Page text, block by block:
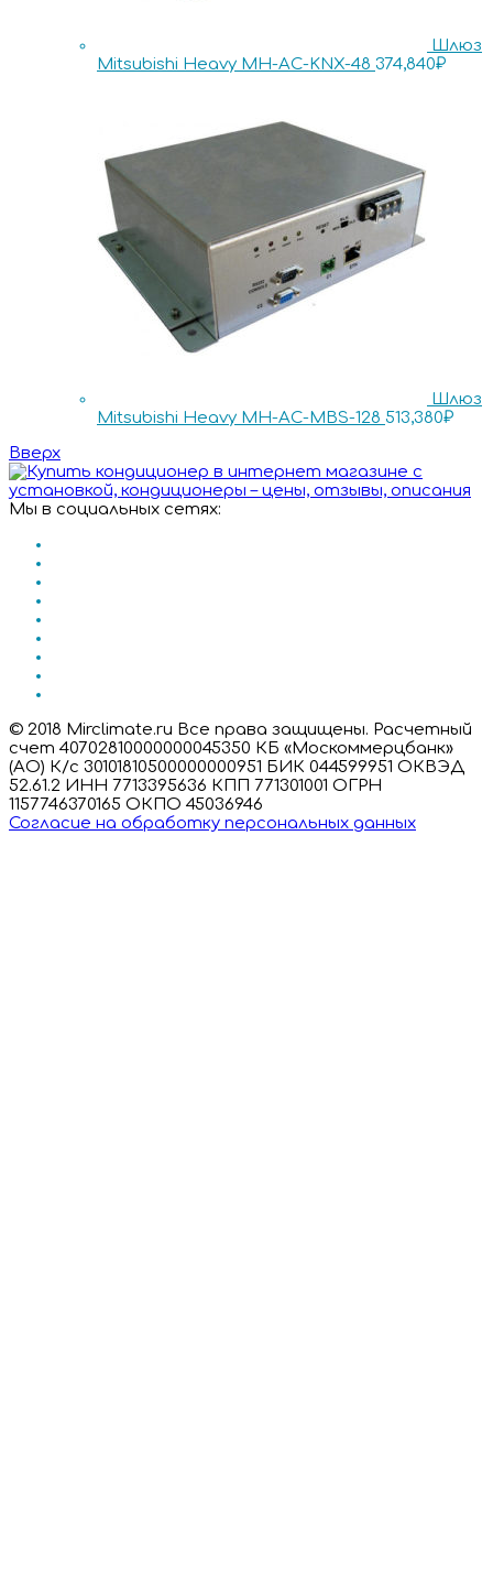
Шлюз
Mitsubishi Heavy MH-AC-KNX-48 374,840₽
Шлюз
Mitsubishi Heavy MH-AC-MBS-128 513,380₽
Вверх
Мы в социальных сетях:
© 2018 Mirclimate.ru Все права защищены. Расчетный
счет 40702810000000045350 КБ «Москоммерцбанк»
(АО) К/с 30101810500000000951 БИК 044599951 ОКВЭД
52.61.2 ИНН 7713395636 КПП 771301001 ОГРН
1157746370165 ОКПО 45036946
Согласие на обработку персональных данных